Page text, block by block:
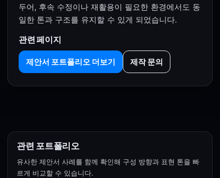
두어, 후속 수정이나 재활용이 필요한 환경에서도 동
일한 톤과 구조를 유지할 수 있게 되었습니다.
관련 페이지
제안서 포트폴리오 더보기 제작 문의
관련 포트폴리오
유사한 제안서 사례를 함께 확인해 구성 방향과 표현 톤을 빠
르게 비교할 수 있습니다.